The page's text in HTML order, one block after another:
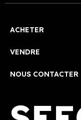
ACHETER
VENDRE
NOUS CONTACTER